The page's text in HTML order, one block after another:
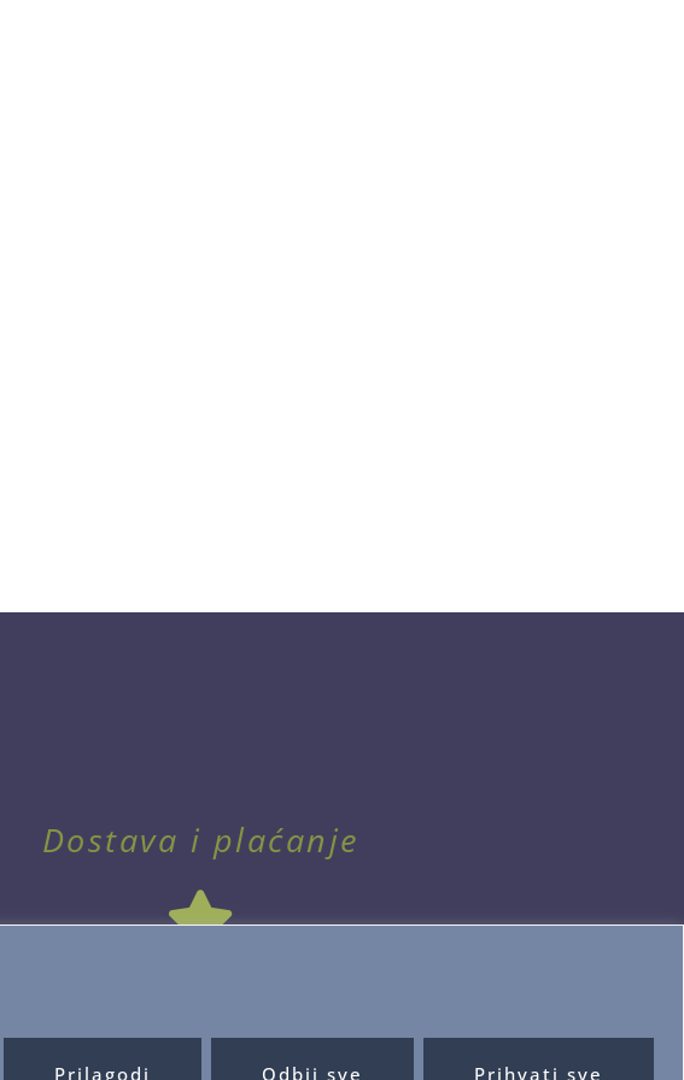
Prilagodi Odbij sve Prihvati sve
Dostava i plaćanje